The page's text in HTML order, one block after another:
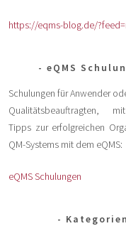
https://eqms-blog.de/
eQMS
Schulungen für Anwender
Qualitätsbeauftragten,
Tipps zur erfolgreichen
QM-Systems mit dem eQMS:
eQMS Schulungen
Kategorien